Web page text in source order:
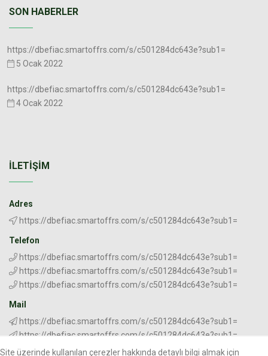
SON HABERLER
https://dbefiac.smartoffrs.com/s/c501284dc643e?sub1=
5 Ocak 2022
https://dbefiac.smartoffrs.com/s/c501284dc643e?sub1=
4 Ocak 2022
İLETIŞIM
Adres
https://dbefiac.smartoffrs.com/s/c501284dc643e?sub1=
Telefon
https://dbefiac.smartoffrs.com/s/c501284dc643e?sub1=
https://dbefiac.smartoffrs.com/s/c501284dc643e?sub1=
https://dbefiac.smartoffrs.com/s/c501284dc643e?sub1=
Mail
https://dbefiac.smartoffrs.com/s/c501284dc643e?sub1=
https://dbefiac.smartoffrs.com/s/c501284dc643e?sub1=
Site üzerinde kullanılan çerezler hakkında detaylı bilgi almak için